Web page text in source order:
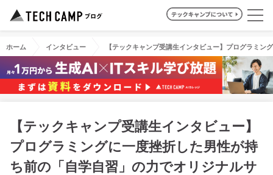
ホーム インタビュー 【テックキャンプ受講生インタビュー】プログラミ
【テックキャンプ受講生インタビュー】
プログラミングに一度挫折した男性が持
ち前の「自学自習」の力でオリジナルサ